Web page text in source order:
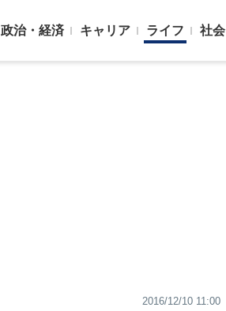
政治・経済 キャリア ライフ 社会
2016/12/10 11:00